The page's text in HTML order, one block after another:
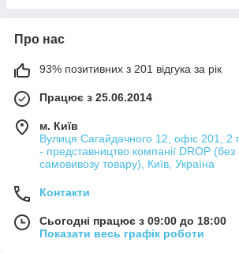
Про нас
93% позитивних з 201 відгука за рік
Працює з 25.06.2014
м. Київ
Вулиця Сагайдачного 12, офіс 201, 2
- представництво компанії DROP (без
самовивозу товару), Київ, Україна
Контакти
Сьогодні працює з 09:00 до 18:00
Показати весь графік роботи